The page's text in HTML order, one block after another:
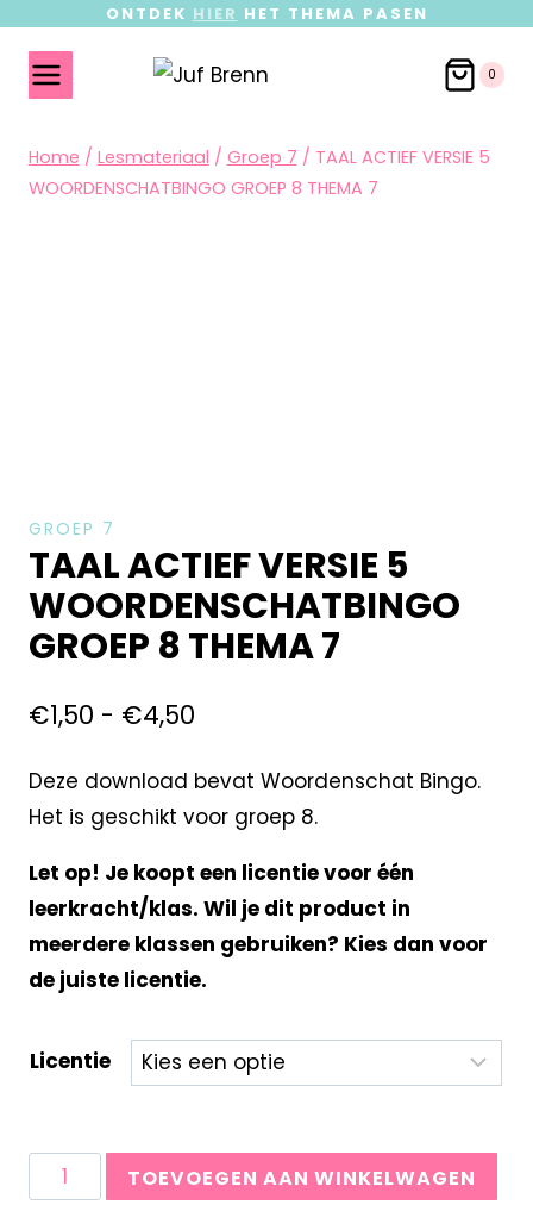
ONTDEK HIER HET THEMA PASEN
0
Home / Lesmateriaal / Groep 7 / TAAL ACTIEF VERSIE 5
WOORDENSCHATBINGO GROEP 8 THEMA 7
GROEP 7
TAAL ACTIEF VERSIE 5
WOORDENSCHATBINGO
GROEP 8 THEMA 7
€1,50 - €4,50
Deze download bevat Woordenschat Bingo.
Het is geschikt voor groep 8.
Let op! Je koopt een licentie voor één
leerkracht/klas. Wil je dit product in
meerdere klassen gebruiken? Kies dan voor
de juiste licentie.
Licentie
TOEVOEGEN AAN WINKELWAGEN